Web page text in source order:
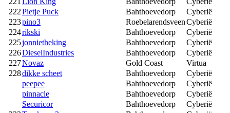
222Pietje Puck Bahthoevedorp
Cyberië
223pino3 RoebelarendsveenCyberië
224rikski Bahthoevedorp
Cyberië
225jonnietheking Bahthoevedorp
Cyberië
226DieselIndustries Bahthoevedorp
Cyberië
227Novaz Gold Coast
Virtua
228dikke scheet Bahthoevedorp
Cyberië
peepee
Bahthoevedorp
Cyberië
pinnacle
Bahthoevedorp
Cyberië
Securicor
Bahthoevedorp
Cyberië